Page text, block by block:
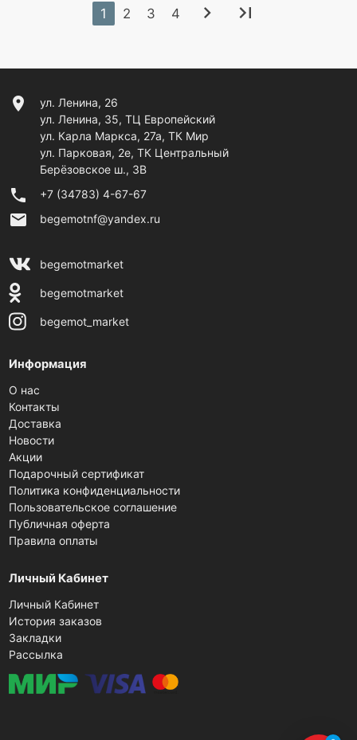
1 2 3 4 chevron_right last_page
location_on
ул. Ленина, 26
ул. Ленина, 35, ТЦ Европейский
ул. Карла Маркса, 27а, ТК Мир
ул. Парковая, 2е, ТК Центральный
Берёзовское ш., 3В
phone +7 (34783) 4-67-67
email begemotnf@yandex.ru
begemotmarket
begemotmarket
begemot_market
Информация
О нас
Контакты
Доставка
Новости
Акции
Подарочный сертификат
Политика конфиденциальности
Пользовательское соглашение
Публичная оферта
Правила оплаты
Личный Кабинет
Личный Кабинет
История заказов
Закладки
Рассылка